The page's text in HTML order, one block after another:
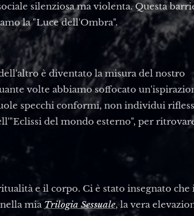
silenziosa ma violenta. Questa
la "Luce dell'Ombra".
è diventato la misura del nostro
volte abbiamo soffocato
specchi conformi, non individui
del mondo esterno", per
e il corpo. Ci è stato insegnato che
mia Trilogia Sessuale, la vera